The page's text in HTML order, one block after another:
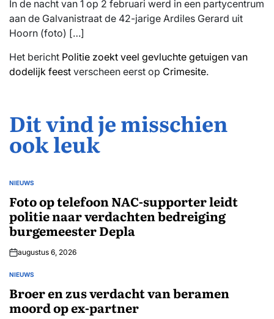
In de nacht van 1 op 2 februari werd in een partycentrum
aan de Galvanistraat de 42-jarige Ardiles Gerard uit
Hoorn (foto) […]
Het bericht Politie zoekt veel gevluchte getuigen van
dodelijk feest verscheen eerst op Crimesite.
Dit vind je misschien
ook leuk
GEPLAATST
NIEUWS
Foto op telefoon NAC-supporter leidt
politie naar verdachten bedreiging
burgemeester Depla
augustus 6, 2026
GEPLAATST
NIEUWS
Broer en zus verdacht van beramen
moord op ex-partner